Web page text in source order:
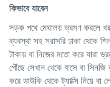
কিভাবেযাবেন
সড়ক পথে মেঘালয় ভ্রমণ করলে
ব্যবস্থা সহ সরাসরি ঢাকা থেকে
টাকায় বা নিজের মতো করে যারা
পৌঁছে সেখান থেকে বাসে বা
করে ডাউকি থেকে ট্যাক্সি নিয়ে